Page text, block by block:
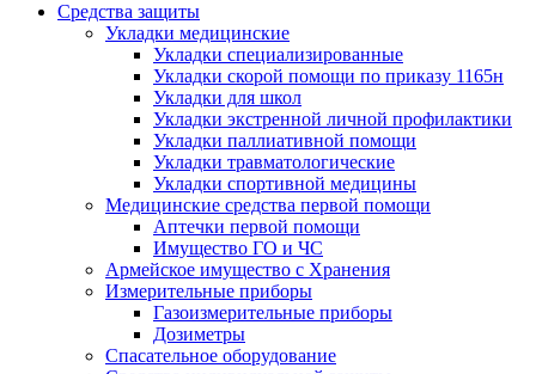
Средства защиты
Укладки медицинские
Укладки специализированные
Укладки скорой помощи по приказу 1165н
Укладки для школ
Укладки экстренной личной профилактики
Укладки паллиативной помощи
Укладки травматологические
Укладки спортивной медицины
Медицинские средства первой помощи
Аптечки первой помощи
Имущество ГО и ЧС
Армейское имущество с Хранения
Измерительные приборы
Газоизмерительные приборы
Дозиметры
Спасательное оборудование